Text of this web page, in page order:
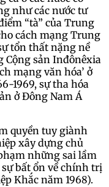
như các nước tư
“tà” của Trung
cách mạng Trung
tổn thất nặng nề
Cộng sản Inđônêxia
mạng văn hóa’ ở
1969, sự tha hóa
ở Đông Nam Á
quyền tuy giành
xây dựng chủ
những sai lầm
bất ổn về chính trị
Khắc năm 1968).